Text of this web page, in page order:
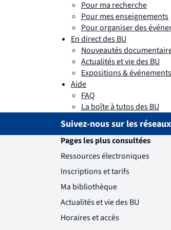
Pour ma recherche
Pour mes enseignements
Pour organiser des
En direct des BU
Nouveautés
Actualités et vie des BU
Expositions & événements
Aide
FAQ
La boîte à tutos des BU
Suivez-nous sur les
Pages les plus consultées
Ressources électroniques
Inscriptions et tarifs
Ma bibliothèque
Actualités et vie des BU
Horaires et accès